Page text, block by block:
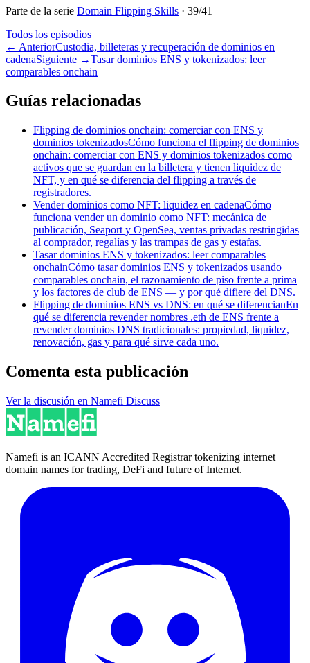
Parte de la serie Domain Flipping Skills · 39/41
Todos los episodios
← AnteriorCustodia, billeteras y recuperación de dominios en
cadenaSiguiente →Tasar dominios ENS y tokenizados: leer
comparables onchain
Guías relacionadas
Flipping de dominios onchain: comerciar con ENS y
dominios tokenizadosCómo funciona el flipping de dominios
onchain: comerciar con ENS y dominios tokenizados como
activos que se guardan en la billetera y tienen liquidez de
NFT, y en qué se diferencia del flipping a través de
registradores.
Vender dominios como NFT: liquidez en cadenaCómo
funciona vender un dominio como NFT: mecánica de
publicación, Seaport y OpenSea, ventas privadas restringidas
al comprador, regalías y las trampas de gas y estafas.
Tasar dominios ENS y tokenizados: leer comparables
onchainCómo tasar dominios ENS y tokenizados usando
comparables onchain, el razonamiento de piso frente a prima
y los factores de club de ENS — y por qué difiere del DNS.
Flipping de dominios ENS vs DNS: en qué se diferencianEn
qué se diferencia revender nombres .eth de ENS frente a
revender dominios DNS tradicionales: propiedad, liquidez,
renovación, gas y para qué sirve cada uno.
Comenta esta publicación
Ver la discusión en Namefi Discuss
Namefi is an ICANN Accredited Registrar tokenizing internet
domain names for trading, DeFi and future of Internet.